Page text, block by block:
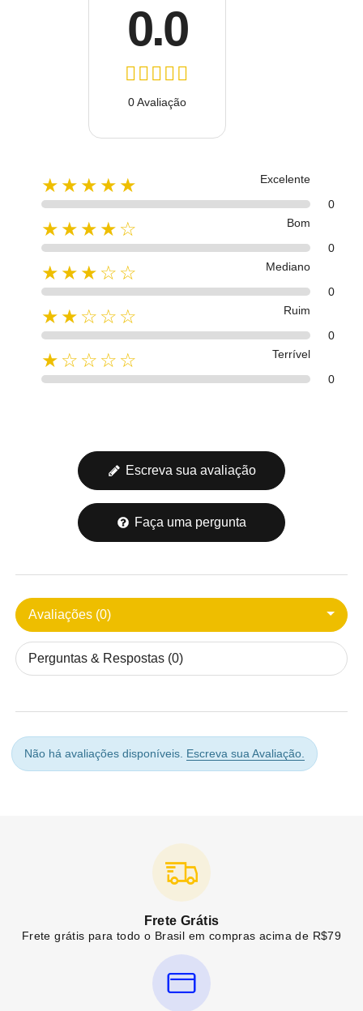
0.0
0 Avaliação
★★★★★
Excelente
0
★★★★☆
Bom
0
★★★☆☆
Mediano
0
★★☆☆☆
Ruim
0
★☆☆☆☆
Terrível
0
Escreva sua avaliação
Faça uma pergunta
Avaliações (0)
Perguntas & Respostas (0)
Não há avaliações disponíveis. Escreva sua Avaliação.
Frete Grátis
Frete grátis para todo o Brasil em compras acima de R$79